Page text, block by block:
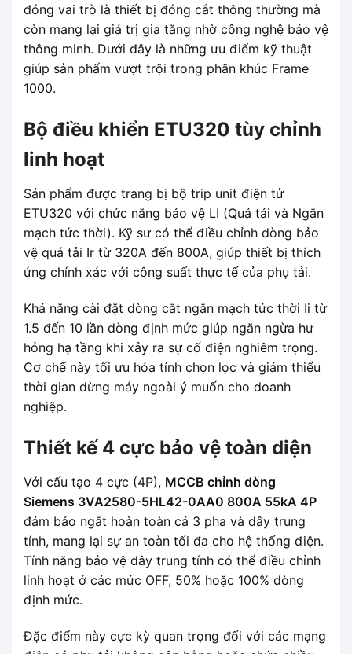
đóng vai trò là thiết bị đóng cắt thông thường mà
còn mang lại giá trị gia tăng nhờ công nghệ bảo vệ
thông minh. Dưới đây là những ưu điểm kỹ thuật
giúp sản phẩm vượt trội trong phân khúc Frame
1000.
Bộ điều khiển ETU320 tùy chỉnh
linh hoạt
Sản phẩm được trang bị bộ trip unit điện tử
ETU320 với chức năng bảo vệ LI (Quá tải và Ngắn
mạch tức thời). Kỹ sư có thể điều chỉnh dòng bảo
vệ quá tải Ir từ 320A đến 800A, giúp thiết bị thích
ứng chính xác với công suất thực tế của phụ tải.
Khả năng cài đặt dòng cắt ngắn mạch tức thời Ii từ
1.5 đến 10 lần dòng định mức giúp ngăn ngừa hư
hỏng hạ tầng khi xảy ra sự cố điện nghiêm trọng.
Cơ chế này tối ưu hóa tính chọn lọc và giảm thiểu
thời gian dừng máy ngoài ý muốn cho doanh
nghiệp.
Thiết kế 4 cực bảo vệ toàn diện
Với cấu tạo 4 cực (4P), MCCB chỉnh dòng
Siemens 3VA2580-5HL42-0AA0 800A 55kA 4P
đảm bảo ngắt hoàn toàn cả 3 pha và dây trung
tính, mang lại sự an toàn tối đa cho hệ thống điện.
Tính năng bảo vệ dây trung tính có thể điều chỉnh
linh hoạt ở các mức OFF, 50% hoặc 100% dòng
định mức.
Đặc điểm này cực kỳ quan trọng đối với các mạng